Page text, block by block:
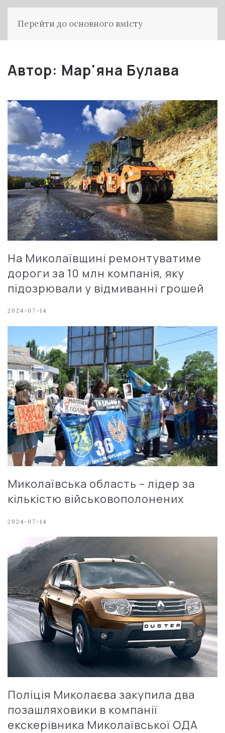
Перейти до основного вмісту
Автор: Мар'яна Булава
На Миколаївщині ремонтуватиме
дороги за 10 млн компанія, яку
підозрювали у відмиванні грошей
2024-07-14
Миколаївська область – лідер за
кількістю військовополонених
2024-07-14
Поліція Миколаєва закупила два
позашляховики в компанії
екскерівника Миколаївської ОДА